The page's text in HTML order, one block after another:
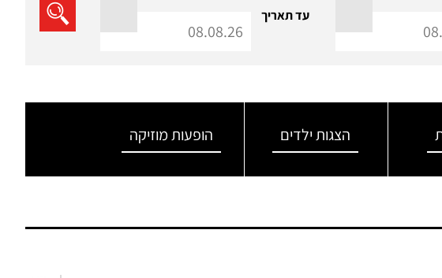
עד תאריך
הצגות ילדים הופעות מוזיקה